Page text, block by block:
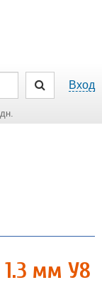
Вход
мм У8